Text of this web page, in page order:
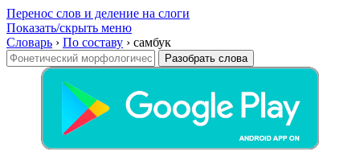
Перенос слов и деление на слоги
Показать/скрыть меню
Словарь › По составу › самбук
Разобрать слова